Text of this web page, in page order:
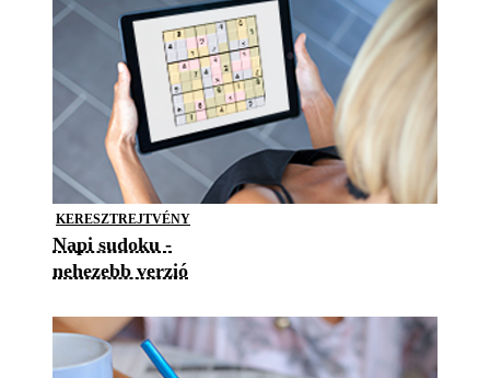
KERESZTREJTVÉNY
Napi sudoku -
nehezebb verzió